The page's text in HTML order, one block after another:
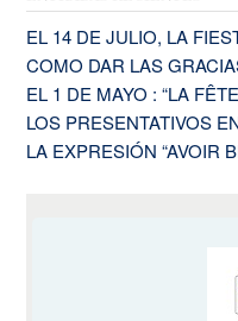
EL 14 DE JULIO, LA
COMO DAR LAS
EL 1 DE MAYO : “LA
LOS PRESENTATIVOS
LA EXPRESIÓN “AVOIR